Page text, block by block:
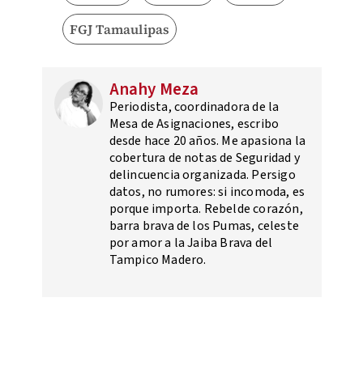
FGJ Tamaulipas
Anahy Meza
Periodista, coordinadora de la
Mesa de Asignaciones, escribo
desde hace 20 años. Me apasiona la
cobertura de notas de Seguridad y
delincuencia organizada. Persigo
datos, no rumores: si incomoda, es
porque importa. Rebelde corazón,
barra brava de los Pumas, celeste
por amor a la Jaiba Brava del
Tampico Madero.